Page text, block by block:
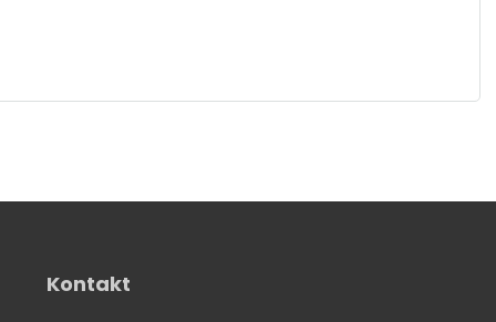
Kontakt